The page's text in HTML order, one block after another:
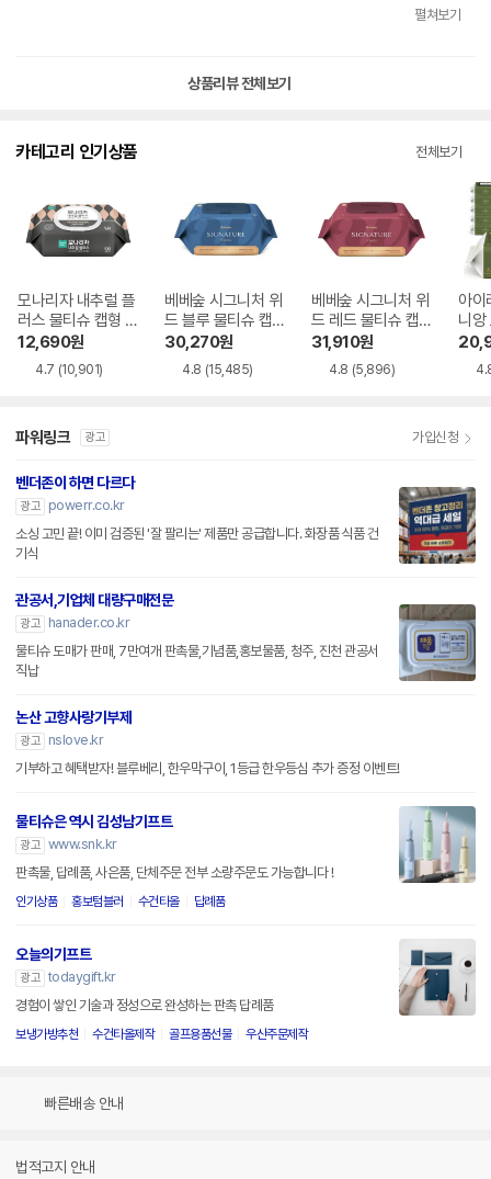
엠보싱은 한장씩 잘 뽑아져서 만족하며 쓰는 중이네요
펼쳐보기
상품리뷰 전체보기
카테고리 인기상품 전체보기
모나리자 내추럴 플
러스 물티슈 캡형 1
00매
12,690원
4.7 (10,901)
베베숲 시그니처 위
드 블루 물티슈 캡
형 70매
30,270원
4.8 (15,485)
베베숲 시그니처 위
드 레드 물티슈 캡
형 70매
31,910원
4.8 (5,896)
아이
니앙
캡
파워링크 광고 가입신청
벤더존이 하면 다르다
광고
powerr.co.kr
소싱 고민 끝! 이미 검증된 '잘 팔리는' 제품만 공급합니다. 화장품 식품 건
기식
관공서,기업체 대량구매전문
광고
hanader.co.kr
물티슈 도매가 판매, 7만여개 판촉물,기념품,홍보물품, 청주, 진천 관공서
직납
논산 고향사랑기부제
광고
nslove.kr
기부하고 혜택받자! 블루베리, 한우막구이, 1등급 한우등심 추가 증정 이벤트!
물티슈은 역시 김성남기프트
광고 www.snk.kr
판촉물, 답례품, 사은품, 단체주문 전부 소량주문도 가능합니다 !
인기상품 홍보텀블러 수건타올 답례품
오늘의기프트
광고 todaygift.kr
경험이 쌓인 기술과 정성으로 완성하는 판촉 답례품
보냉가방추천 수건타올제작 골프용품선물 우산주문제작
빠른배송 안내
법적고지 안내